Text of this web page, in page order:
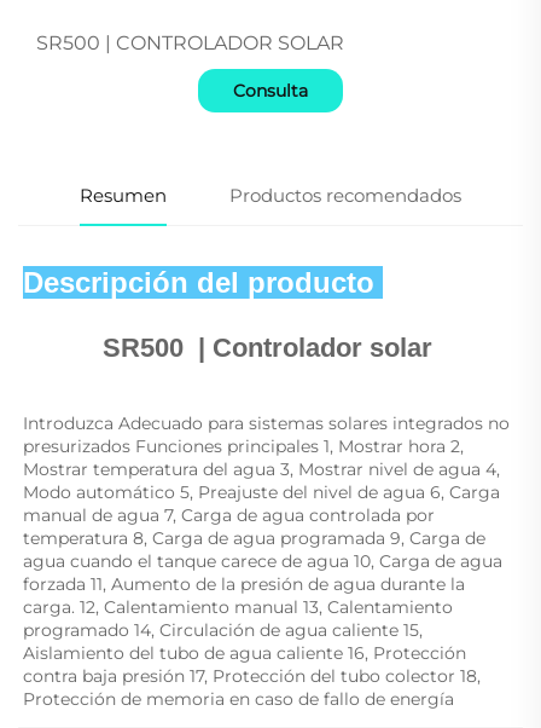
SR500 | CONTROLADOR SOLAR
Consulta
Resumen Productos recomendados
Descripción del producto
SR500 | Controlador solar
Introduzca Adecuado para sistemas solares integrados no
presurizados Funciones principales 1, Mostrar hora 2,
Mostrar temperatura del agua 3, Mostrar nivel de agua 4,
Modo automático 5, Preajuste del nivel de agua 6, Carga
manual de agua 7, Carga de agua controlada por
temperatura 8, Carga de agua programada 9, Carga de
agua cuando el tanque carece de agua 10, Carga de agua
forzada 11, Aumento de la presión de agua durante la
carga. 12, Calentamiento manual 13, Calentamiento
programado 14, Circulación de agua caliente 15,
Aislamiento del tubo de agua caliente 16, Protección
contra baja presión 17, Protección del tubo colector 18,
Protección de memoria en caso de fallo de energía